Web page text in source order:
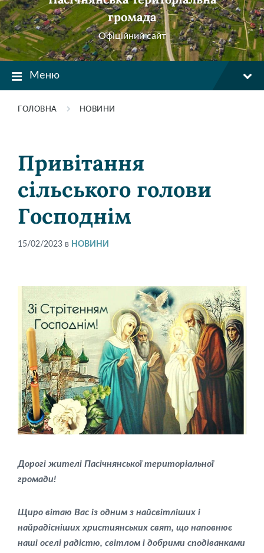
громада
Офіційний сайт
Меню
ГОЛОВНА НОВИНИ
Привітання
сільського голови
Господнім
15/02/2023 в НОВИНИ
Дорогі жителі Пасічнянської територіальної
громади!
Щиро вітаю Вас із одним з найсвітліших і
найрадісніших християнських свят, що наповнює
наші оселі радістю, світлом і добрими сподіванками